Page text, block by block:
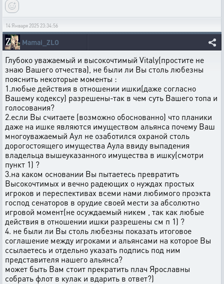
14 Января 2025 23:34:56
Mamai_ZLO
Глубоко уважаемый и высокочтимый Vitaly(простите не
знаю Вашего отчества), не были ли Вы столь любезны
пояснить некоторые моменты :
1.любые действия в отношении ишки(даже согласно
Вашему кодексу) разрешены-так в чем суть Вашего топа и
голосования?
2.если Вы считаете (возможно обоснованно) что планики
даже на ишке являются имуществом альянса почему Ваш
многоуважаемый Аул не озаботился охраной столь
дорогостоящего имущества Аула ввиду выпадения
владельца вышеуказанного имущества в ишку(смотри
пункт 1) ?
3.на каком основании Вы пытаетесь превратить
Высокочтимых и вечно радеющих о нуждах простых
игроков и переспективах всеми нами любимого проэкта
господ сенаторов в орудие своей мести за абсолютно
игровой момент(не осуждаемый никем , так как любые
действия в отношении ишки разрешены см п 1) ?
4. не были ли Вы столь любезны показать итоговое
соглашение между игроками и альянсами на которое Вы
ссылаетесь и отдельно указать подпись под ним
представителя нашего альянса?
может быть Вам стоит прекратить плач Ярославны
собрать флот в кулак и вдарить в ответ?)